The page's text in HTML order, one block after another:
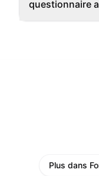
questionnaire
Plus dans